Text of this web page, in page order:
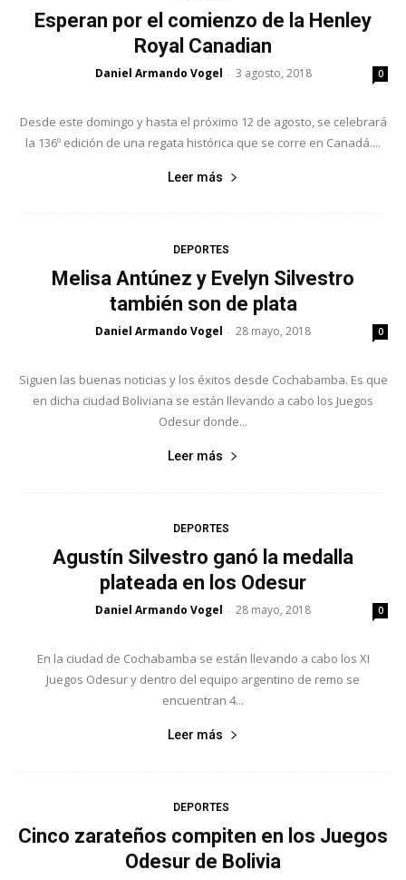
Esperan por el comienzo de la Henley
Royal Canadian
Daniel Armando Vogel - 3 agosto, 2018 0
Desde este domingo y hasta el próximo 12 de agosto, se celebrará
la 136º edición de una regata histórica que se corre en Canadá....
Leer más
DEPORTES
Melisa Antúnez y Evelyn Silvestro
también son de plata
Daniel Armando Vogel - 28 mayo, 2018 0
Siguen las buenas noticias y los éxitos desde Cochabamba. Es que
en dicha ciudad Boliviana se están llevando a cabo los Juegos
Odesur donde...
Leer más
DEPORTES
Agustín Silvestro ganó la medalla
plateada en los Odesur
Daniel Armando Vogel - 28 mayo, 2018 0
En la ciudad de Cochabamba se están llevando a cabo los XI
Juegos Odesur y dentro del equipo argentino de remo se
encuentran 4...
Leer más
DEPORTES
Cinco zarateños compiten en los Juegos
Odesur de Bolivia